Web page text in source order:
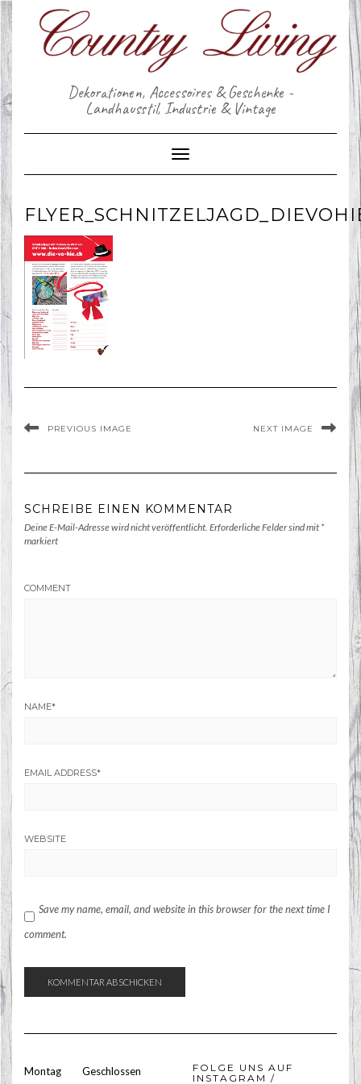
Skip
to
content
Dekorationen, Accessoires & Geschenke -
Landhausstil, Industrie & Vintage
Toggle Navigation
PREVIOUS IMAGE NEXT IMAGE
SCHREIBE EINEN KOMMENTAR
Deine E-Mail-Adresse wird nicht veröffentlicht. Erforderliche Felder sind mit *
markiert
COMMENT
NAME*
EMAIL ADDRESS*
WEBSITE
Save my name, email, and website in this browser for the next time I
comment.
Montag
Geschlossen
FOLGE UNS AUF
INSTAGRAM /